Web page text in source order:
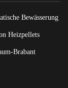
Bewässerung
Heizpellets
Brabant